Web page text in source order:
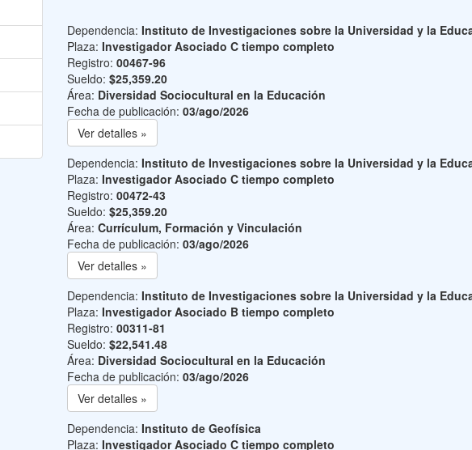
Dependencia: Instituto de Investigaciones sobre la Universidad y la
Plaza: Investigador Asociado C tiempo completo
Registro: 00467-96
Sueldo: $25,359.20
Área: Diversidad Sociocultural en la Educación
Fecha de publicación: 03/ago/2026
Ver detalles »
Dependencia: Instituto de Investigaciones sobre la Universidad y la
Plaza: Investigador Asociado C tiempo completo
Registro: 00472-43
Sueldo: $25,359.20
Área: Currículum, Formación y Vinculación
Fecha de publicación: 03/ago/2026
Ver detalles »
Dependencia: Instituto de Investigaciones sobre la Universidad y la
Plaza: Investigador Asociado B tiempo completo
Registro: 00311-81
Sueldo: $22,541.48
Área: Diversidad Sociocultural en la Educación
Fecha de publicación: 03/ago/2026
Ver detalles »
Dependencia: Instituto de Geofísica
Plaza: Investigador Asociado C tiempo completo